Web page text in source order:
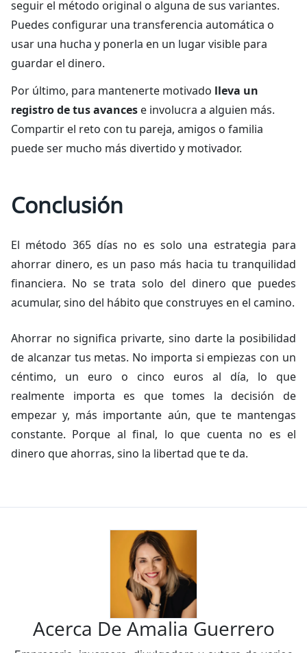
seguir el método original o alguna de sus variantes.
Puedes configurar una transferencia automática o
usar una hucha y ponerla en un lugar visible para
guardar el dinero.
Por último, para mantenerte motivado lleva un
registro de tus avances e involucra a alguien más.
Compartir el reto con tu pareja, amigos o familia
puede ser mucho más divertido y motivador.
Conclusión
El método 365 días no es solo una estrategia para
ahorrar dinero, es un paso más hacia tu tranquilidad
financiera. No se trata solo del dinero que puedes
acumular, sino del hábito que construyes en el camino.
Ahorrar no significa privarte, sino darte la posibilidad
de alcanzar tus metas. No importa si empiezas con un
céntimo, un euro o cinco euros al día, lo que
realmente importa es que tomes la decisión de
empezar y, más importante aún, que te mantengas
constante. Porque al final, lo que cuenta no es el
dinero que ahorras, sino la libertad que te da.
Acerca De Amalia Guerrero